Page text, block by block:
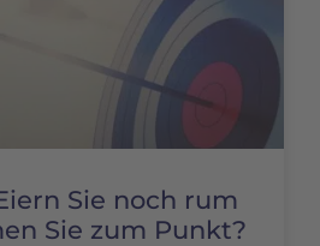
Sie noch rum
Sie zum Punkt?